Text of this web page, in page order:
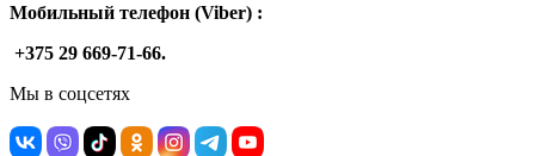
Мобильный телефон (Viber) :
+375 29 669-71-66.
Мы в соцсетях